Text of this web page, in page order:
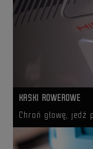
KASKI ROWEROWE
Chroń głowę, jedź